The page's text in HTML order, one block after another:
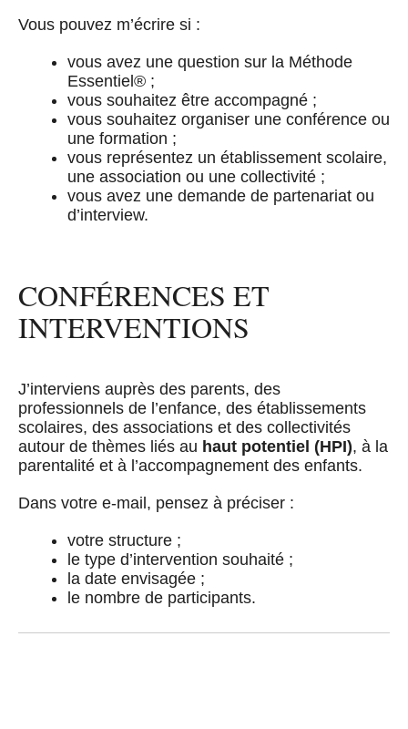
Vous pouvez m’écrire si :
vous avez une question sur la Méthode
Essentiel® ;
vous souhaitez être accompagné ;
vous souhaitez organiser une conférence ou
une formation ;
vous représentez un établissement scolaire,
une association ou une collectivité ;
vous avez une demande de partenariat ou
d’interview.
CONFÉRENCES ET
INTERVENTIONS
J’interviens auprès des parents, des
professionnels de l’enfance, des établissements
scolaires, des associations et des collectivités
autour de thèmes liés au haut potentiel (HPI), à la
parentalité et à l’accompagnement des enfants.
Dans votre e-mail, pensez à préciser :
votre structure ;
le type d’intervention souhaité ;
la date envisagée ;
le nombre de participants.